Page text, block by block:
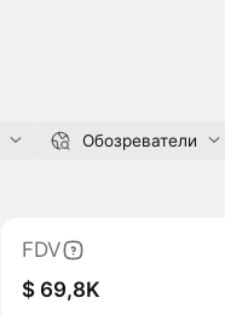
Обозреватели
FDV
$ 69,8K